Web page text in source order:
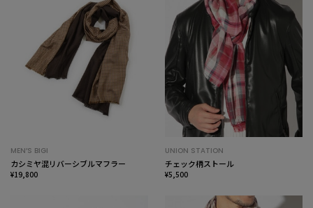
MEN’S BIGI
カシミヤ混リバーシブルマフラー
¥19,800
UNION STATION
チェック柄ストール
¥5,500